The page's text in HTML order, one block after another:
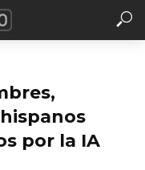
por la IA